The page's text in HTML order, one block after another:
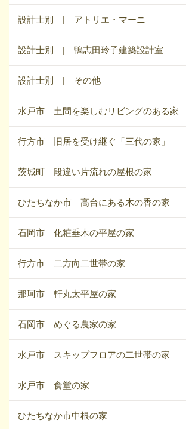
設計士別 | アトリエ・マーニ
設計士別 | 鴨志田玲子建築設計室
設計士別 | その他
水戸市 土間を楽しむリビングのある家
行方市 旧居を受け継ぐ「三代の家」
茨城町 段違い片流れの屋根の家
ひたちなか市 高台にある木の香の家
石岡市 化粧垂木の平屋の家
行方市 二方向二世帯の家
那珂市 軒丸太平屋の家
石岡市 めぐる農家の家
水戸市 スキップフロアの二世帯の家
水戸市 食堂の家
ひたちなか市中根の家